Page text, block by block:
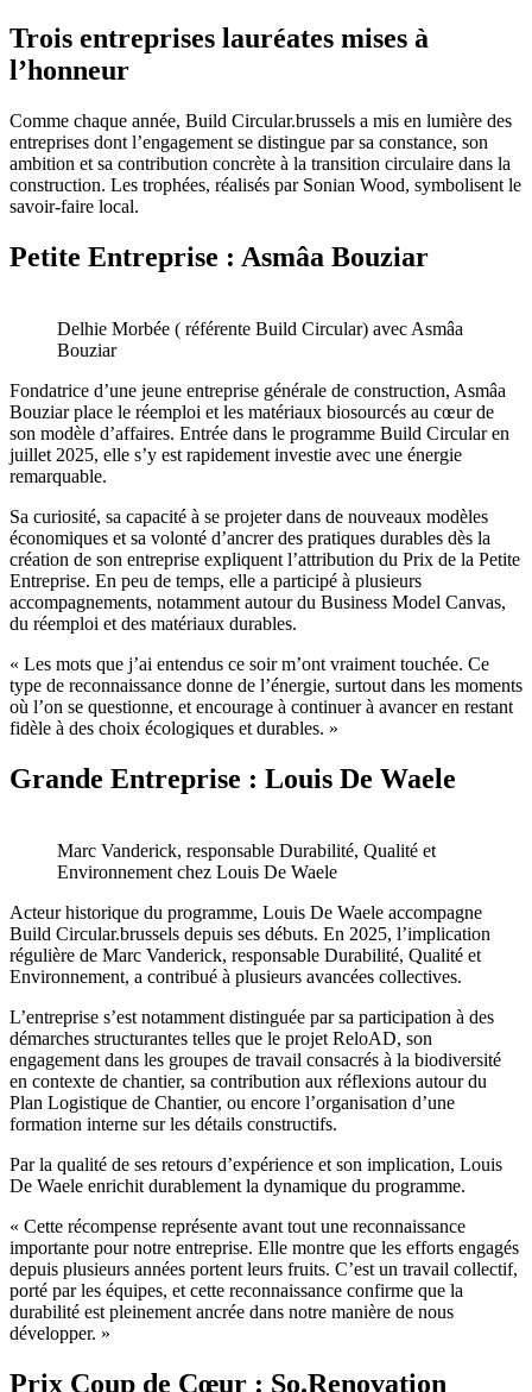
Trois entreprises lauréates mises à
l’honneur
Comme chaque année, Build Circular.brussels a mis en lumière des
entreprises dont l’engagement se distingue par sa constance, son
ambition et sa contribution concrète à la transition circulaire dans la
construction. Les trophées, réalisés par Sonian Wood, symbolisent le
savoir-faire local.
Petite Entreprise : Asmâa Bouziar
Delhie Morbée ( référente Build Circular) avec Asmâa
Bouziar
Fondatrice d’une jeune entreprise générale de construction, Asmâa
Bouziar place le réemploi et les matériaux biosourcés au cœur de
son modèle d’affaires. Entrée dans le programme Build Circular en
juillet 2025, elle s’y est rapidement investie avec une énergie
remarquable.
Sa curiosité, sa capacité à se projeter dans de nouveaux modèles
économiques et sa volonté d’ancrer des pratiques durables dès la
création de son entreprise expliquent l’attribution du Prix de la Petite
Entreprise. En peu de temps, elle a participé à plusieurs
accompagnements, notamment autour du Business Model Canvas,
du réemploi et des matériaux durables.
« Les mots que j’ai entendus ce soir m’ont vraiment touchée. Ce
type de reconnaissance donne de l’énergie, surtout dans les moments
où l’on se questionne, et encourage à continuer à avancer en restant
fidèle à des choix écologiques et durables. »
Grande Entreprise : Louis De Waele
Marc Vanderick, responsable Durabilité, Qualité et
Environnement chez Louis De Waele
Acteur historique du programme, Louis De Waele accompagne
Build Circular.brussels depuis ses débuts. En 2025, l’implication
régulière de Marc Vanderick, responsable Durabilité, Qualité et
Environnement, a contribué à plusieurs avancées collectives.
L’entreprise s’est notamment distinguée par sa participation à des
démarches structurantes telles que le projet ReloAD, son
engagement dans les groupes de travail consacrés à la biodiversité
en contexte de chantier, sa contribution aux réflexions autour du
Plan Logistique de Chantier, ou encore l’organisation d’une
formation interne sur les détails constructifs.
Par la qualité de ses retours d’expérience et son implication, Louis
De Waele enrichit durablement la dynamique du programme.
« Cette récompense représente avant tout une reconnaissance
importante pour notre entreprise. Elle montre que les efforts engagés
depuis plusieurs années portent leurs fruits. C’est un travail collectif,
porté par les équipes, et cette reconnaissance confirme que la
durabilité est pleinement ancrée dans notre manière de nous
développer. »
Prix Coup de Cœur : So.Renovation